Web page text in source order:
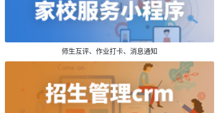
师生互评、作业打卡、消息通知